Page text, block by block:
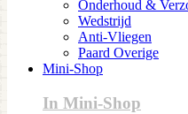
Onderhoud &
Wedstrijd
Anti-Vliegen
Paard Overige
Mini-Shop
In Mini-Shop